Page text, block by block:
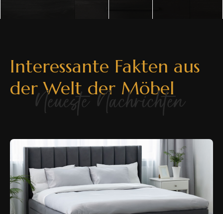
Interessante Fakten aus
der Welt der Möbel
Neueste Nachrichten